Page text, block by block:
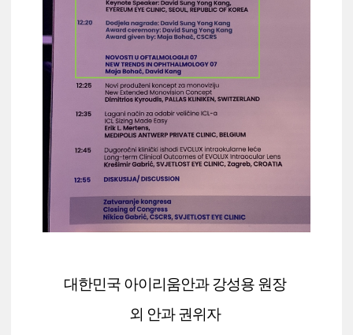
대한민국 아이리움안과 강성용 원장
외 안과 권위자